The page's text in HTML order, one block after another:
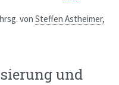
von Steffen Astheimer,
und